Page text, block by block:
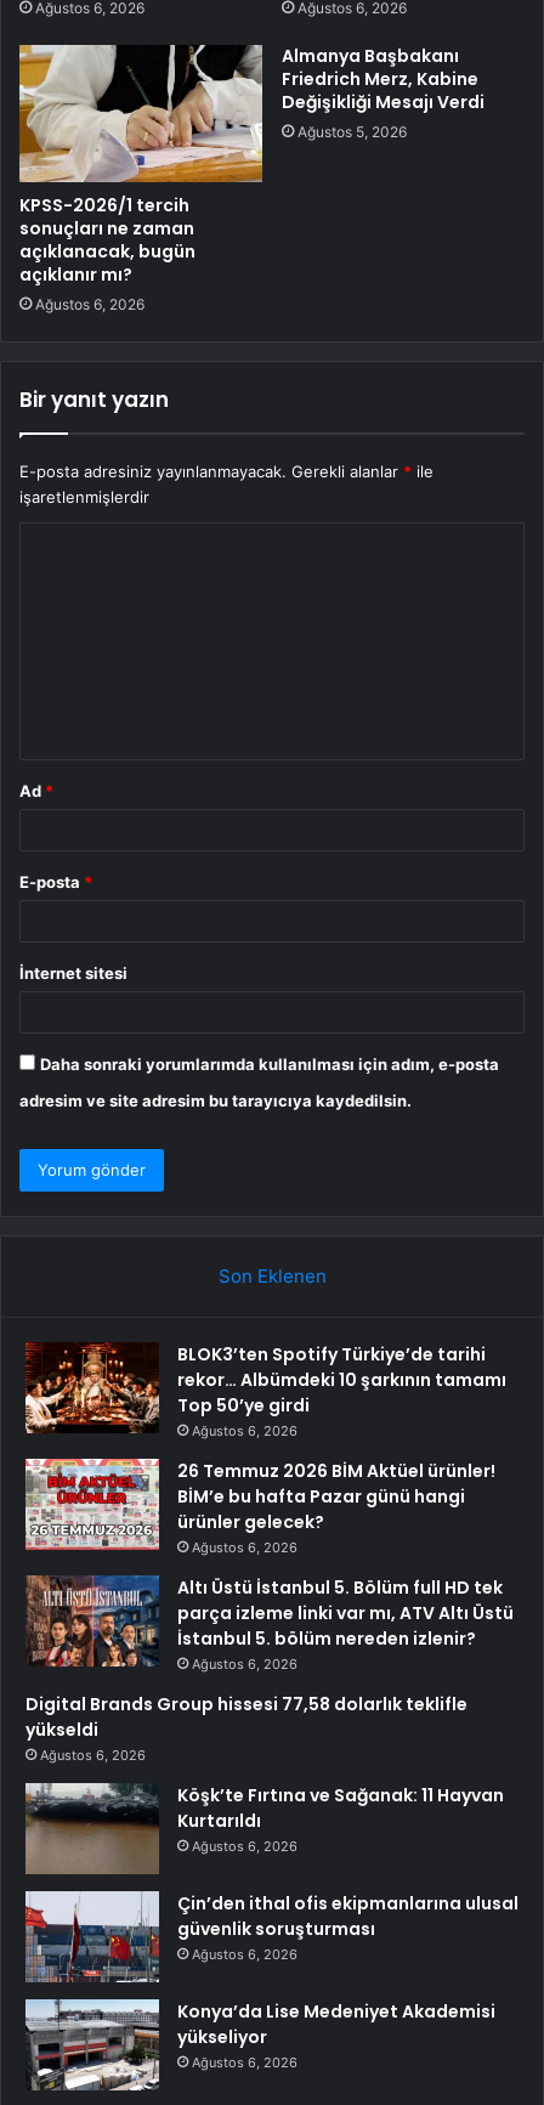
Ağustos 6, 2026 Ağustos 6, 2026
KPSS-2026/1 tercih
sonuçları ne zaman
açıklanacak, bugün
açıklanır mı?
Ağustos 6, 2026
Almanya Başbakanı
Friedrich Merz, Kabine
Değişikliği Mesajı Verdi
Ağustos 5, 2026
Bir yanıt yazın
E-posta adresiniz yayınlanmayacak. Gerekli alanlar * ile
işaretlenmişlerdir
Ad *
E-posta *
İnternet sitesi
Daha sonraki yorumlarımda kullanılması için adım, e-posta
adresim ve site adresim bu tarayıcıya kaydedilsin.
Son Eklenen
BLOK3’ten Spotify Türkiye’de tarihi
rekor… Albümdeki 10 şarkının tamamı
Top 50’ye girdi
Ağustos 6, 2026
26 Temmuz 2026 BİM Aktüel ürünler!
BİM’e bu hafta Pazar günü hangi
ürünler gelecek?
Ağustos 6, 2026
Altı Üstü İstanbul 5. Bölüm full HD tek
parça izleme linki var mı, ATV Altı Üstü
İstanbul 5. bölüm nereden izlenir?
Ağustos 6, 2026
Digital Brands Group hissesi 77,58 dolarlık teklifle
yükseldi
Ağustos 6, 2026
Köşk’te Fırtına ve Sağanak: 11 Hayvan
Kurtarıldı
Ağustos 6, 2026
Çin’den ithal ofis ekipmanlarına ulusal
güvenlik soruşturması
Ağustos 6, 2026
Konya’da Lise Medeniyet Akademisi
yükseliyor
Ağustos 6, 2026